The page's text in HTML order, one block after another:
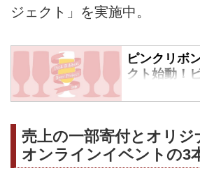
ジェクト」を実施中。
ピンクリボ
クト始動！
ンクリボン
う。 | ビー
WEBマガジン
「ビール女子
てピンクリボ
売上の一部寄付とオリジ
オンラインイベントの3